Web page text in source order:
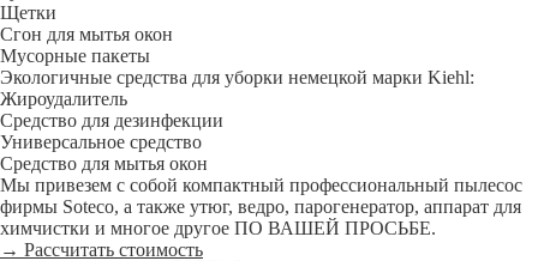
Щетки
Сгон для мытья окон
Мусорные пакеты
Экологичные средства для уборки немецкой марки Kiehl:
Жироудалитель
Средство для дезинфекции
Универсальное средство
Средство для мытья окон
Мы привезем с собой компактный профессиональный пылесос
фирмы Soteco, а также утюг, ведро, парогенератор, аппарат для
химчистки и многое другое ПО ВАШЕЙ ПРОСЬБЕ.
→ Рассчитать стоимость